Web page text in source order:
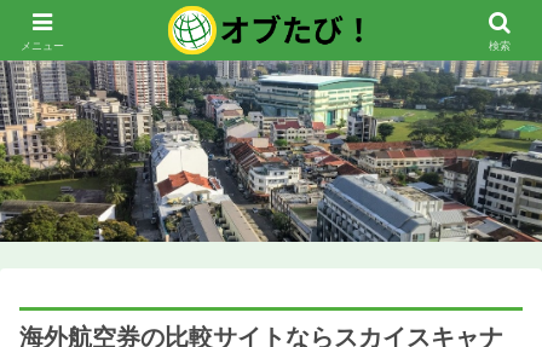
海外航空券の比較サイトならスカイスキャナ
メニュー 検索